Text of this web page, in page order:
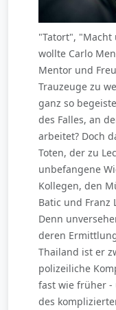
"Tatort",
wollte Carlo
Mentor und
Trauzeuge zu
ganz so
des Falles, an
arbeitet? Doch
Toten, der zu
unbefangene
Kollegen, den
Batic und Franz
Denn
deren
Thailand ist er
polizeiliche
fast wie früher
des